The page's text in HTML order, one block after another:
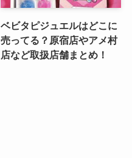
ベビタピジュエルはどこに
売ってる？原宿店やアメ村
店など取扱店舗まとめ！